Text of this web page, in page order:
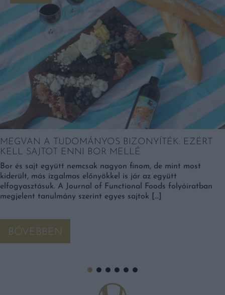
MEGVAN A TUDOMÁNYOS BIZONYÍTÉK: EZÉRT
KELL SAJTOT ENNI BOR MELLÉ
Bor és sajt együtt nemcsak nagyon finom, de mint most
kiderült, más izgalmas előnyökkel is jár az együtt
elfogyasztásuk. A Journal of Functional Foods folyóiratban
megjelent tanulmány szerint egyes sajtok […]
BŐVEBBEN